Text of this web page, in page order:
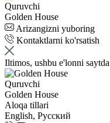
Quruvchi
Golden House
Arizangizni yuboring
Kontaktlarni ko'rsatish
Iltimos, ushbu e'lonni
Quruvchi
Golden House
Aloqa tillari
English, Русский